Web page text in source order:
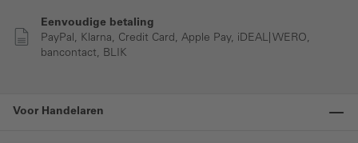
Eenvoudige betaling
PayPal, Klarna, Credit Card, Apple Pay, iDEAL| WERO,
bancontact, BLIK
Voor Handelaren